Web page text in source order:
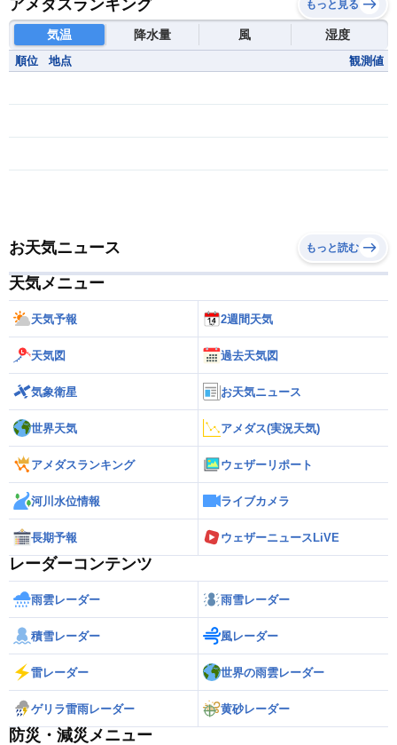
アメダスランキング もっと見る
気温 降水量 風 湿度
順位 地点 観測値
お天気ニュース もっと読む
天気メニュー
天気予報 2週間天気
天気図 過去天気図
気象衛星 お天気ニュース
世界天気 アメダス(実況天気)
アメダスランキング ウェザーリポート
河川水位情報 ライブカメラ
長期予報 ウェザーニュースLiVE
レーダーコンテンツ
雨雲レーダー 雨雪レーダー
積雪レーダー 風レーダー
雷レーダー 世界の雨雲レーダー
ゲリラ雷雨レーダー 黄砂レーダー
防災・減災メニュー